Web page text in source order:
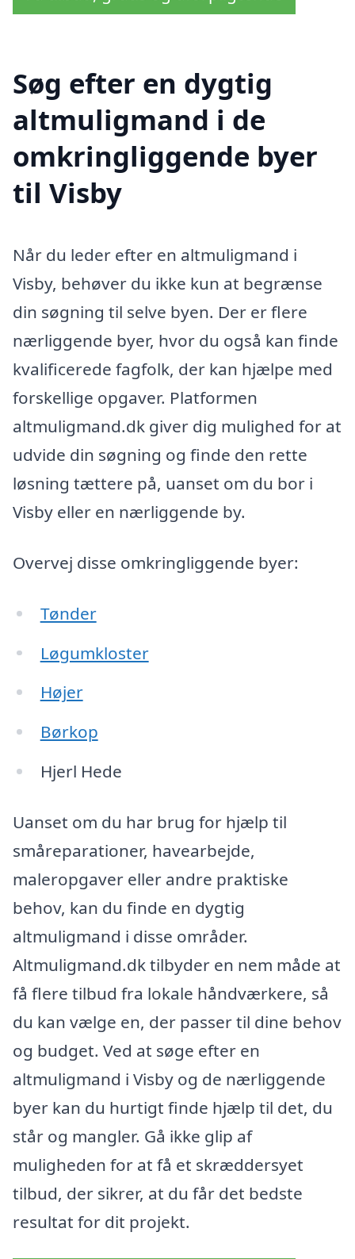
Søg efter en dygtig
altmuligmand i de
omkringliggende byer
til Visby
Når du leder efter en altmuligmand i
Visby, behøver du ikke kun at begrænse
din søgning til selve byen. Der er flere
nærliggende byer, hvor du også kan finde
kvalificerede fagfolk, der kan hjælpe med
forskellige opgaver. Platformen
altmuligmand.dk giver dig mulighed for at
udvide din søgning og finde den rette
løsning tættere på, uanset om du bor i
Visby eller en nærliggende by.
Overvej disse omkringliggende byer:
Tønder
Løgumkloster
Højer
Børkop
Hjerl Hede
Uanset om du har brug for hjælp til
småreparationer, havearbejde,
maleropgaver eller andre praktiske
behov, kan du finde en dygtig
altmuligmand i disse områder.
Altmuligmand.dk tilbyder en nem måde at
få flere tilbud fra lokale håndværkere, så
du kan vælge en, der passer til dine behov
og budget. Ved at søge efter en
altmuligmand i Visby og de nærliggende
byer kan du hurtigt finde hjælp til det, du
står og mangler. Gå ikke glip af
muligheden for at få et skræddersyet
tilbud, der sikrer, at du får det bedste
resultat for dit projekt.